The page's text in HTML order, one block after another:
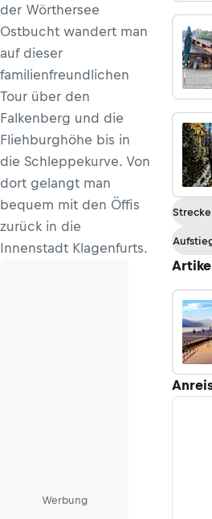
der Wörthersee
Ostbucht wandert man
auf dieser
familienfreundlichen
Tour über den
Falkenberg und die
Fliehburghöhe bis in
die Schleppekurve. Von
dort gelangt man
bequem mit den Öffis
zurück in die
Innenstadt Klagenfurts.
Werbung